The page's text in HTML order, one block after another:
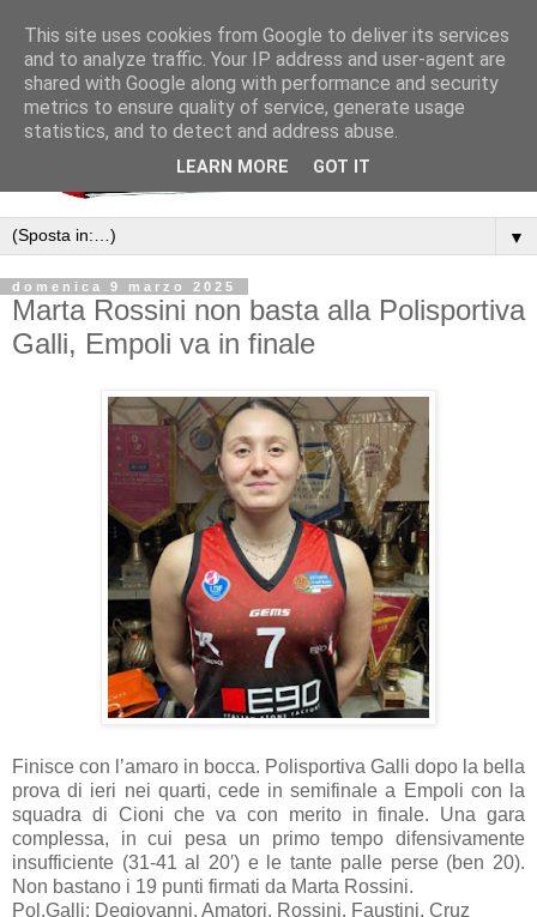
▼
domenica 9 marzo 2025
Marta Rossini non basta alla Polisportiva
Galli, Empoli va in finale
Finisce con l’amaro in bocca. Polisportiva Galli dopo la bella
prova di ieri nei quarti, cede in semifinale a Empoli con la
squadra di Cioni che va con merito in finale. Una gara
complessa, in cui pesa un primo tempo difensivamente
insufficiente (31-41 al 20′) e le tante palle perse (ben 20).
Non bastano i 19 punti firmati da Marta Rossini.
Pol.Galli: Degiovanni, Amatori, Rossini, Faustini, Cruz
This site uses cookies from Google to deliver its services
and to analyze traffic. Your IP address and user-agent are
shared with Google along with performance and security
metrics to ensure quality of service, generate usage
statistics, and to detect and address abuse.
LEARN MORE GOT IT